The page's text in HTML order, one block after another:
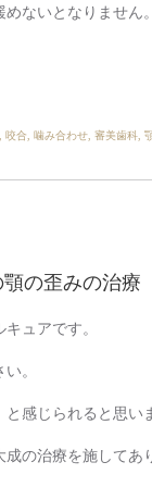
ないとなりません。
咬合 噛み合わせ 審美歯科
顎の歪みの治
ュアです。
。
感じられると思い
の治療を施してあ